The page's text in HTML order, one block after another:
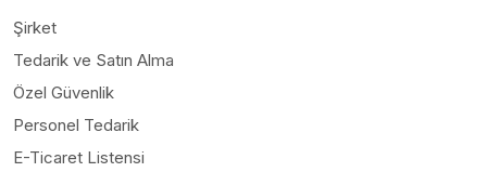
Şirket
Tedarik ve Satın Alma
Özel Güvenlik
Personel Tedarik
E-Ticaret Listensi